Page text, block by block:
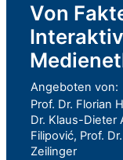
Von
Angeboten von:
Prof. Dr. Florian
Dr. Klaus-Dieter
Filipović, Prof.
Zeilinger